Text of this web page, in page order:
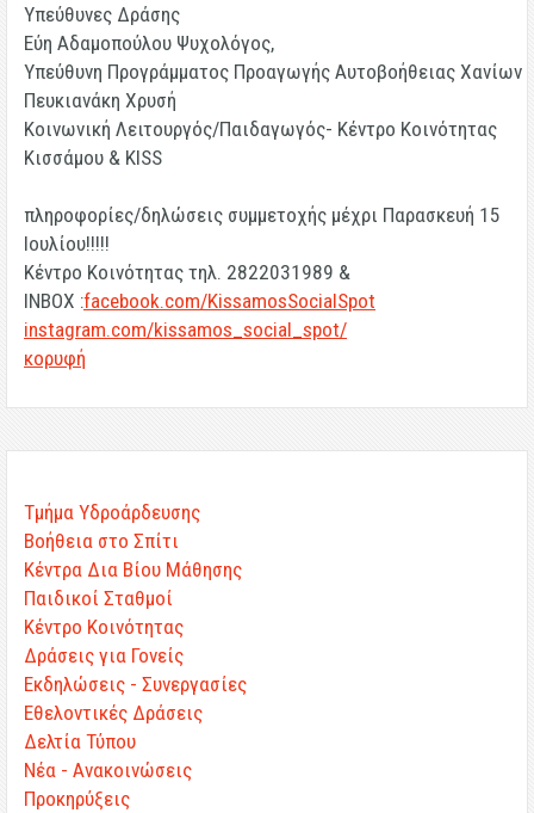
Υπεύθυνες Δράσης
Εύη Αδαμοπούλου Ψυχολόγος,
Υπεύθυνη Προγράμματος Προαγωγής Αυτοβοήθειας Χανίων
Πευκιανάκη Χρυσή
Κοινωνική Λειτουργός/Παιδαγωγός- Κέντρο Κοινότητας
Κισσάμου & KISS
πληροφορίες/δηλώσεις συμμετοχής μέχρι Παρασκευή 15
Ιουλίου!!!!!
Κέντρο Κοινότητας τηλ. 2822031989 &
INBOX :facebook.com/KissamosSocialSpot
instagram.com/kissamos_social_spot/
κορυφή
Τμήμα Υδροάρδευσης
Βοήθεια στο Σπίτι
Κέντρα Δια Βίου Μάθησης
Παιδικοί Σταθμοί
Κέντρο Κοινότητας
Δράσεις για Γονείς
Εκδηλώσεις - Συνεργασίες
Εθελοντικές Δράσεις
Δελτία Τύπου
Νέα - Ανακοινώσεις
Προκηρύξεις